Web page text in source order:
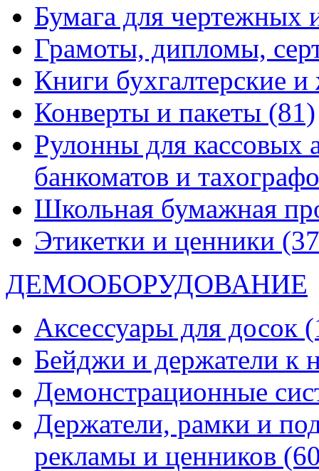
Бумага для чертежных
Грамоты, дипломы,
Книги бухгалтерские
Конверты и пакеты (81)
Рулонны для кассовых
банкоматов и
Школьная бумажная
Этикетки и ценники
ДЕМООБОРУДОВАНИЕ
Аксессуары для досок
Бейджи и держатели к
Демонстрационные
Держатели, рамки и
рекламы и ценников